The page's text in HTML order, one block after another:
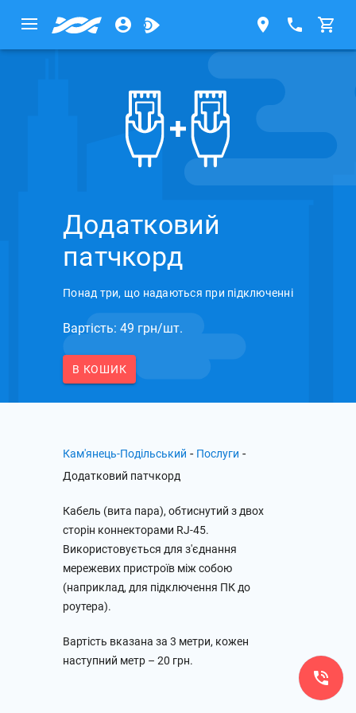
Додатковий
патчкорд
Понад три, що надаються при підключенні
В КОШИК
Вартість: 49 грн/шт.
Кам'янець-Подільський - Послуги -
Додатковий патчкорд
Кабель (вита пара), обтиснутий з двох
сторін коннекторами RJ-45.
Використовується для з'єднання
мережевих пристроїв між собою
(наприклад, для підключення ПК до
роутера).
Вартість вказана за 3 метри, кожен
наступний метр – 20 грн.